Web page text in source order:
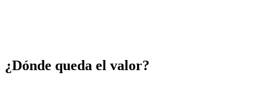
¿Dónde queda el valor?